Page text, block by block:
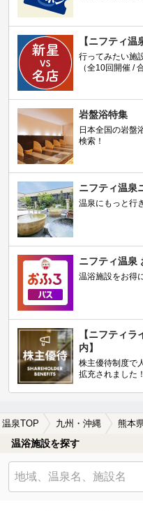
【ニフティ温
行ってみたい施
（全10回開催 /
岩盤浴特集
日本全国の岩盤
検索！
ニフティ温泉
温泉にもっと行
ニフティ温泉
温浴施設をお得
【ニフティ
内】
株主優待制度で
拡充されました！
温泉TOP 九州・沖縄 熊本
温浴施設を探す